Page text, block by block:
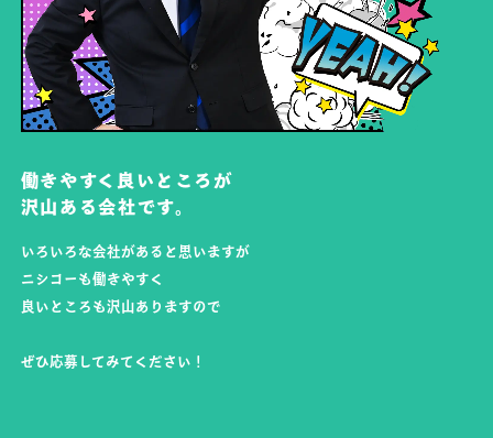
働きやすく良いところが
沢山ある会社です。
いろいろな会社があると思いますが
ニシコーも働きやすく
良いところも沢山ありますので
ぜひ応募してみてください！